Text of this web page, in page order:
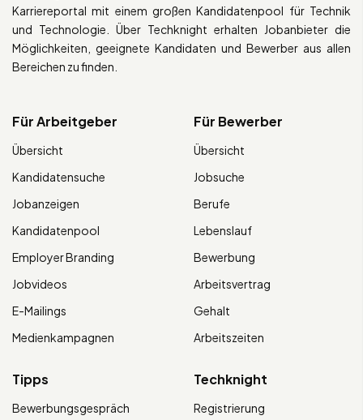
Karriereportal mit einem großen Kandidatenpool für Technik
und Technologie. Über Techknight erhalten Jobanbieter die
Möglichkeiten, geeignete Kandidaten und Bewerber aus allen
Bereichen zu finden.
Für Arbeitgeber
Übersicht
Kandidatensuche
Jobanzeigen
Kandidatenpool
Employer Branding
Jobvideos
E-Mailings
Medienkampagnen
Für Bewerber
Übersicht
Jobsuche
Berufe
Lebenslauf
Bewerbung
Arbeitsvertrag
Gehalt
Arbeitszeiten
Tipps
Bewerbungsgespräch
Techknight
Registrierung